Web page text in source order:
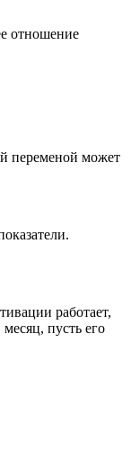
отношение
переменой может
работает,
пусть его